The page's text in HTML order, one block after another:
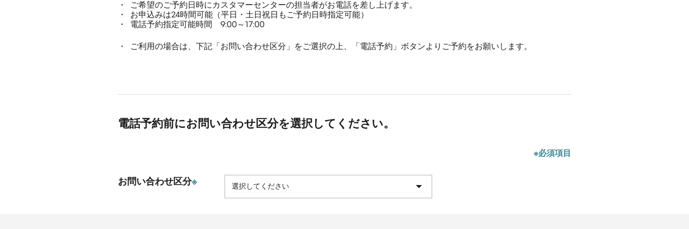
ご希望のご予約日時にカスタマーセンターの担当者がお電話を差し上げます。
お申込みは24時間可能（平日・土日祝日もご予約日時指定可能）
電話予約指定可能時間 9:00～17:00
ご利用の場合は、下記「お問い合わせ区分」をご選択の上、「電話予約」ボタンよりご予約をお願いします。
電話予約前にお問い合わせ区分を選択してください。
※必須項目
お問い合わせ区分※